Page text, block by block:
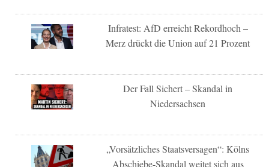
Infratest: AfD erreicht Rekordhoch –
Merz drückt die Union auf 21 Prozent
Der Fall Sichert – Skandal in
Niedersachsen
„Vorsätzliches Staatsversagen“: Kölns
Abschiebe-Skandal weitet sich aus